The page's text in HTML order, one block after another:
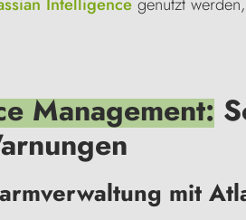
Management:
mit